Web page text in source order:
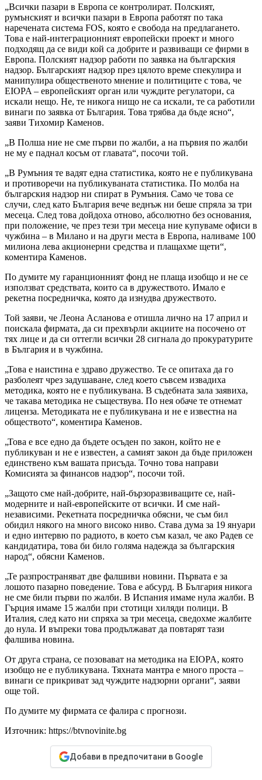
„Всички пазари в Европа се контролират. Полският,
румънският и всички пазари в Европа работят по така
наречената система FOS, която е свобода на предлагането.
Това е най-интеграционният европейски проект и много
подходящ да се види кой са добрите и развиващи се фирми в
Европа. Полският надзор работи по заявка на българския
надзор. Българският надзор през цялото време спекулира и
манипулира общественото мнение и политиците с това, че
EIOPA – европейският орган или чуждите регулатори, са
искали нещо. Не, те никога нищо не са искали, те са работили
винаги по заявка от България. Това трябва да бъде ясно“,
заяви Тихомир Каменов.
„В Полша ние не сме първи по жалби, а на първия по жалби
не му е паднал косъм от главата“, посочи той.
„В Румъния те вадят една статистика, която не е публикувана
и противоречи на публикуваната статистика. По молба на
българския надзор ни спират в Румъния. Само че това се
случи, след като България вече веднъж ни беше спряла за три
месеца. След това дойдоха отново, абсолютно без основания,
при положение, че през тези три месеца ние купуваме офиси в
чужбина – в Милано и на други места в Европа, наливаме 100
милиона лева акционерни средства и плащахме щети“,
коментира Каменов.
По думите му гаранционният фонд не плаща изобщо и не се
използват средствата, които са в дружеството. Имало е
рекетна посредничка, която да изнудва дружеството.
Той заяви, че Леона Асланова е отишла лично на 17 април и
поискала фирмата, да си прехвърли акциите на посочено от
тях лице и да си оттегли всички 28 сигнала до прокуратурите
в България и в чужбина.
„Това е наистина е здраво дружество. Те се опитаха да го
разболеят чрез задушаване, след което съвсем извадиха
методика, която не е публикувана. В съдебната зала заявиха,
че такава методика не съществува. По нея обаче те отнемат
лиценза. Методиката не е публикувана и не е известна на
обществото“, коментира Каменов.
„Това е все едно да бъдете осъден по закон, който не е
публикуван и не е известен, а самият закон да бъде приложен
единствено към вашата присъда. Точно това направи
Комисията за финансов надзор“, посочи той.
„Защото сме най-добрите, най-бързоразвиващите се, най-
модерните и най-европейските от всички. И сме най-
независими. Рекетната посредничка обясни, че съм бил
обидил някого на много високо ниво. Става дума за 19 януари
и едно интервю по радиото, в което съм казал, че ако Радев се
кандидатира, това би било голяма надежда за българския
народ“, обясни Каменов.
„Те разпространяват две фалшиви новини. Първата е за
лошото пазарно поведение. Това е абсурд. В България никога
не сме били първи по жалби. В Испания имаме нула жалби. В
Гърция имаме 15 жалби при стотици хиляди полици. В
Италия, след като ни спряха за три месеца, сведохме жалбите
до нула. И въпреки това продължават да повтарят тази
фалшива новина.
От друга страна, се позовават на методика на EIOPA, която
изобщо не е публикувана. Тяхната мантра е много проста –
винаги се прикриват зад чуждите надзорни органи“, заяви
още той.
По думите му фирмата се фалира с прогнози.
Източник: https://btvnovinite.bg
Добави в предпочитани в Google